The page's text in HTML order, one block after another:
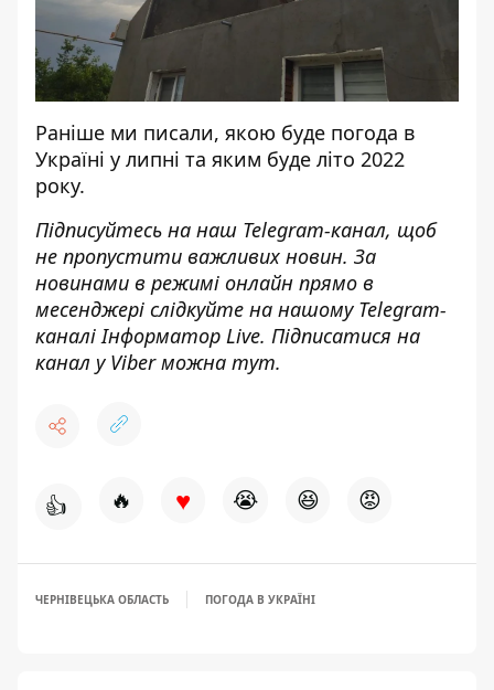
Раніше ми писали, якою буде погода в
Україні у липні та яким буде літо 2022
року.
Підписуйтесь на наш Telegram-канал, щоб
не пропустити важливих новин. За
новинами в режимі онлайн прямо в
месенджері слідкуйте на нашому Telegram-
каналіІнформатор Live. Підписатися на
канал у Viber можна тут.
👍 🔥 ♥ 😭 😆 😡
ЧЕРНІВЕЦЬКА ОБЛАСТЬ ПОГОДА В УКРАЇНІ